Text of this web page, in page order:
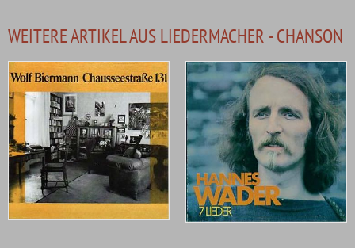
WEITERE ARTIKEL AUS LIEDERMACHER - CHANSON